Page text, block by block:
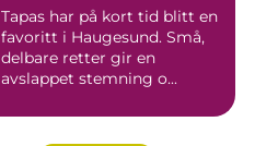
Tapas har på kort tid blitt en
favoritt i Haugesund. Små,
delbare retter gir en
avslappet stemning o...